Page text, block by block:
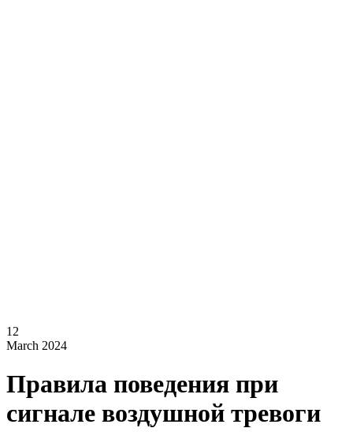
12
March 2024
Правила поведения при
сигнале воздушной тревоги